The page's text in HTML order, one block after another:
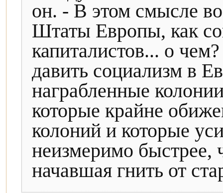
он. - В этом смысле
Штаты Европы, как
капиталистов... о
давить социализм в
награбленные
которые крайне
колоний и которые
неизмеримо быстрее,
начавшая гнить от